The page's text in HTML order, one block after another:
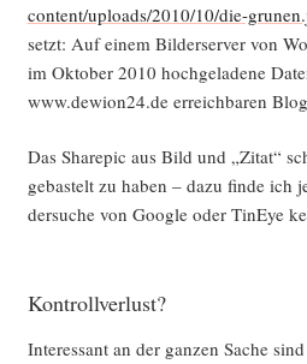
content/uploads/2010/10/die-
setzt: Auf einem Bil­der­ser­ver von
im Okto­ber 2010 hoch­ge­la­de­ne
www.dewion24.de erreich­ba­ren
Das Share­pic aus Bild und „Zitat“
gebas­telt zu haben – dazu fin­de
der­su­che von Goog­le oder TinEye
Kontrollverlust?
Inter­es­sant an der gan­zen Sache